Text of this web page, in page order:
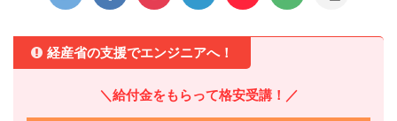
経産省の支援でエンジニアへ！
＼給付金をもらって格安受講！／